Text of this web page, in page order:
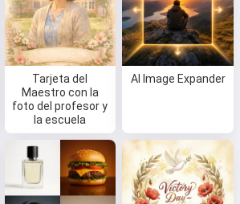
Tarjeta del
Maestro con la
foto del profesor y
la escuela
AI Image Expander
Hola 👋